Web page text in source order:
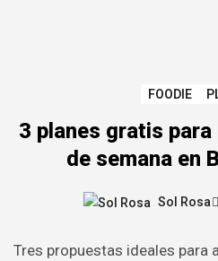
FOODIE
3 planes gratis
de semana en
Sol Rosa
Tres propuestas ideales para